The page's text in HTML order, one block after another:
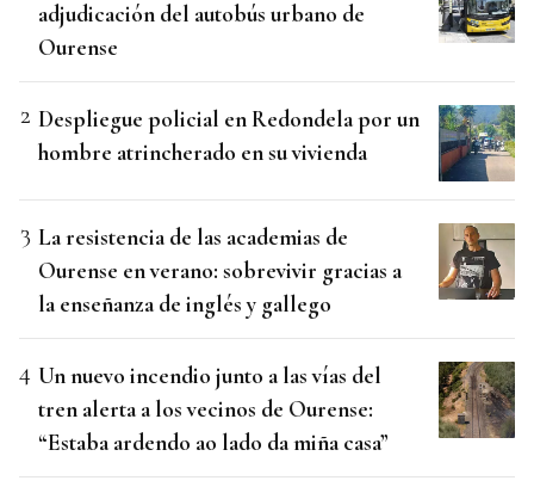
adjudicación del autobús urbano de
Ourense
Despliegue policial en Redondela por un
hombre atrincherado en su vivienda
La resistencia de las academias de
Ourense en verano: sobrevivir gracias a
la enseñanza de inglés y gallego
Un nuevo incendio junto a las vías del
tren alerta a los vecinos de Ourense:
“Estaba ardendo ao lado da miña casa”